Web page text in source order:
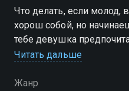
Что делать, если молод,
хорош собой, но
тебе девушка
парней
Читать дальше
Жанр